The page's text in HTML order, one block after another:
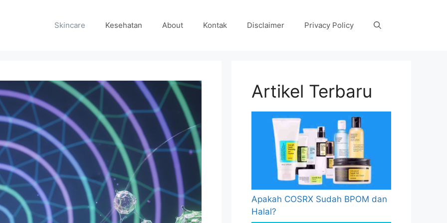
Skincare Kesehatan About Kontak Disclaimer Privacy Policy
Artikel Terbaru
Apakah COSRX Sudah BPOM dan
Halal?